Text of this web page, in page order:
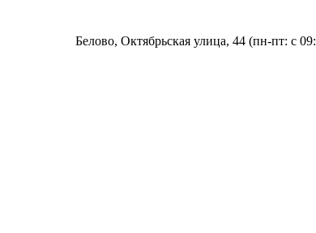
Белово, Октябрьская улица, 44 (пн-пт: с